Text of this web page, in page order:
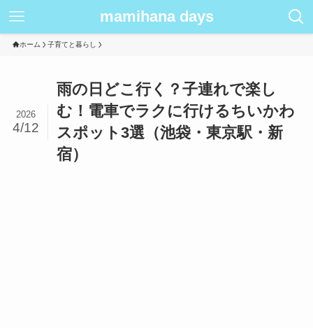
mamihana days
ホーム 子育てと暮らし
雨の日どこ行く？子連れで楽し
む！電車でラクに行けるちいかわ
スポット3選（池袋・東京駅・新
宿）
2026
4/12